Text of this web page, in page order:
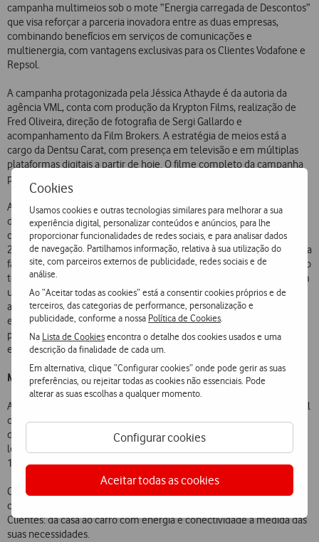
Cookies
Usamos cookies e outras tecnologias similares para melhorar a sua
experiência digital, personalizar conteúdos e anúncios, para lhe
proporcionar funcionalidades de redes sociais, e para analisar dados
de navegação. Partilhamos informação, relativa à sua utilização do
site, com parceiros externos de publicidade, redes sociais e de
análise.
Ao “Aceitar todas as cookies” está a consentir cookies próprios e de
terceiros, das categorias de performance, personalização e
publicidade, conforme a nossa Política de Cookies
Na Lista de Cookiesencontra o detalhe dos cookies usados e uma
descrição da finalidade de cada um.
Em alternativa, clique “Configurar cookies” onde pode gerir as suas
preferências, ou rejeitar todas as cookies não essenciais. Pode
alterar as suas escolhas a qualquer momento.
Configurar cookies
Aceitar todas as cookies
campanha multimeios sob o mote “Energia carregada de Descontos”
que visa reforçar a parceria inovadora entre as duas empresas,
combinando benefícios em serviços de comunicações e
multienergia, com vantagens exclusivas para os Clientes Vodafone e
Repsol.
A campanha protagonizada pela Jéssica Athayde é da autoria da
agência VML, conta com produção da Krypton Films, realização de
Fred Oliveira, direção de fotografia de Sergi Gallardo e
acompanhamento da Film Brokers. A estratégia de meios está a
cargo da Dentsu Carat, com presença em televisão e em múltiplas
plataformas digitais a partir de hoje. O filme completo da campanha
pode ser visto
A parceria entre a Vodafone e a Repsol oferece um conjunto de
descontos e vantagens atrativas, incluindo descontos em
combustível (até 26 cêntimos por litro) e carregamento elétrico (até
20% no carregamento elétrico de veículos), bem como poupanças na
fatura de luz e gás (até 8% no consumo de kWh e até 3% adicionais no
total da fatura), dependendo do plano e da fatura. Os Clientes podem
usufruir destas promoções aderindo ao Plano Vodafone Repsol, que
acumula benefícios em ambos os serviços. Na Vodafone, os clientes
elegíveis beneficiam de um upgrade de velocidade da internet fixa
para 1Gbps e pontos Clube Viva na contratação de comunicações e
energia através dos canais da Operadora.
Mais comodidade na contratação do Plano Vodafone Repsol
A partir de agora, os Clientes podem aderir ao Plano Vodafone Repsol
com ainda mais comodidade. A contratação deste plano está
disponível nos canais comerciais da Vodafone: na generalidade das
lojas físicas, no site oficial da Operadora, e através da linha 800 915
110.
Com esta parceria, a Vodafone Portugal e a Repsol reforçam o
compromisso de oferecer serviços completos e vantajosos aos seus
Clientes: da casa ao carro com energia e conectividade à medida das
suas necessidades.